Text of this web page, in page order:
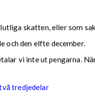
skatten, eller som
och den elfte december.
vi inte ut pengarna.
tredjedelar